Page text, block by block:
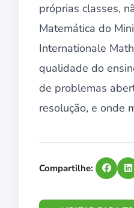
próprias classes,
Matemática do
Internationale
qualidade do
de problemas
resolução, e onde
Compartilhe: